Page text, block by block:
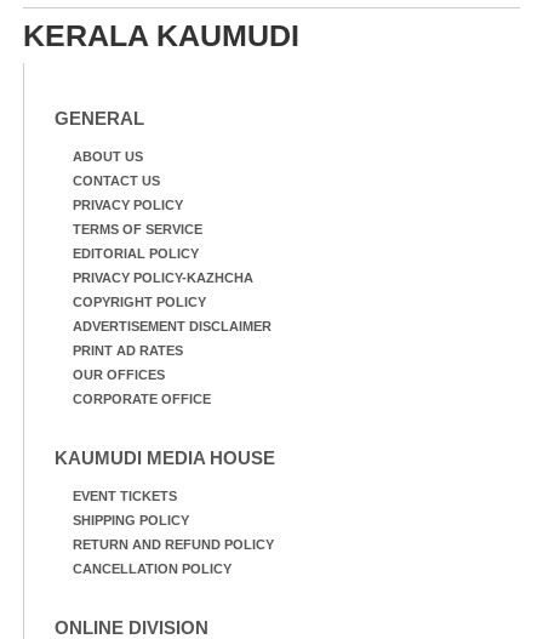
KERALA KAUMUDI
GENERAL
ABOUT US
CONTACT US
PRIVACY POLICY
TERMS OF SERVICE
EDITORIAL POLICY
PRIVACY POLICY-KAZHCHA
COPYRIGHT POLICY
ADVERTISEMENT DISCLAIMER
PRINT AD RATES
OUR OFFICES
CORPORATE OFFICE
KAUMUDI MEDIA HOUSE
EVENT TICKETS
SHIPPING POLICY
RETURN AND REFUND POLICY
CANCELLATION POLICY
ONLINE DIVISION